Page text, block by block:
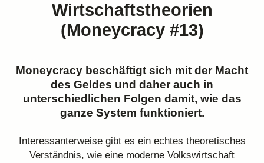
Wirtschaftstheorien
(Moneycracy #13)
Moneycracy beschäftigt sich mit der Macht
des Geldes und daher auch in
unterschiedlichen Folgen damit, wie das
ganze System funktioniert.
Interessanterweise gibt es ein echtes theoretisches
Verständnis, wie eine moderne Volkswirtschaft